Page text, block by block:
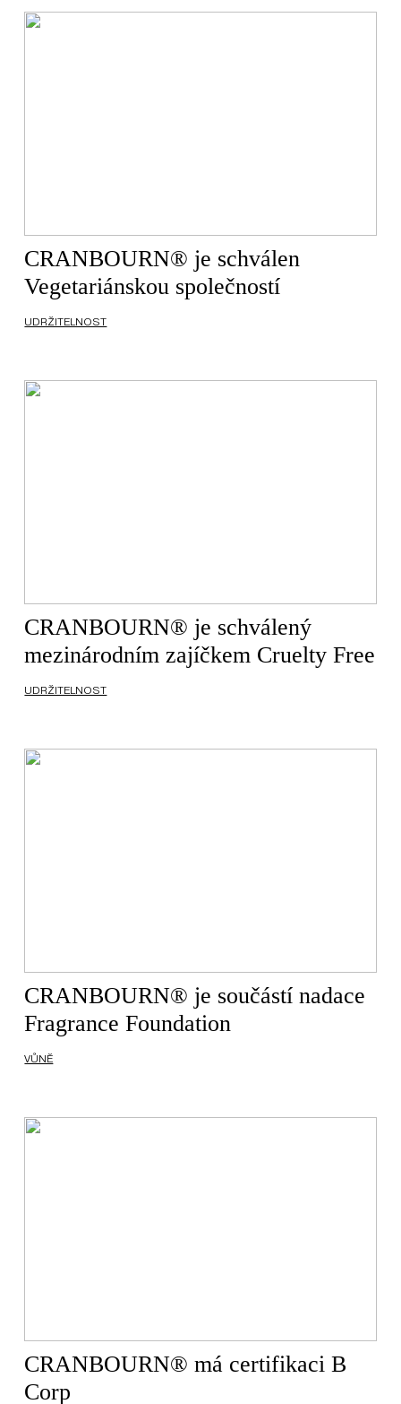
CRANBOURN® je schválen
Vegetariánskou společností
UDRŽITELNOST
CRANBOURN® je schválený
mezinárodním zajíčkem Cruelty Free
UDRŽITELNOST
CRANBOURN® je součástí nadace
Fragrance Foundation
VŮNĚ
CRANBOURN® má certifikaci B
Corp